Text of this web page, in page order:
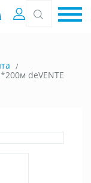
0 позиций
Вход
deVENTE